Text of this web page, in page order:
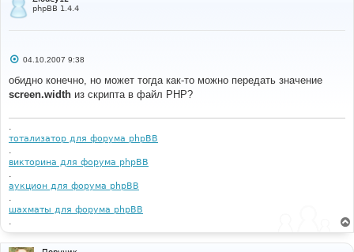
phpBB 1.4.4
С
о
б
щ
04.10.2007 9:38
обидно конечно, но может тогда как-то можно передать значение
screen.width из скрипта в файл PHP?
.
тотализатор для форума phpBB
.
викторина для форума phpBB
.
аукцион для форума phpBB
.
шахматы для форума phpBB
.